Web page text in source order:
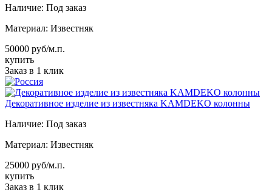
Наличие: Под заказ
Материал: Известняк
50000 руб/м.п.
купить
Заказ в 1 клик
Декоративное изделие из известняка KAMDEKO колонны
Наличие: Под заказ
Материал: Известняк
25000 руб/м.п.
купить
Заказ в 1 клик